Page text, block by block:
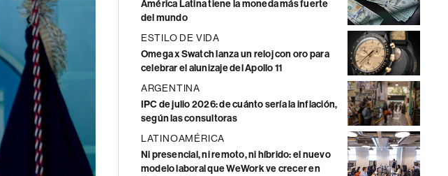
América Latina tiene la moneda más fuerte
del mundo
ESTILO DE VIDA
Omega x Swatch lanza un reloj con oro para
celebrar el alunizaje del Apollo 11
ARGENTINA
IPC de julio 2026: de cuánto sería la inflación,
según las consultoras
LATINOAMÉRICA
Ni presencial, ni remoto, ni híbrido: el nuevo
modelo laboral que WeWork ve crecer en